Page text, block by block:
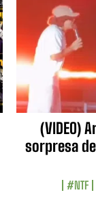
(VIDEO)
sorpresa
#NTF